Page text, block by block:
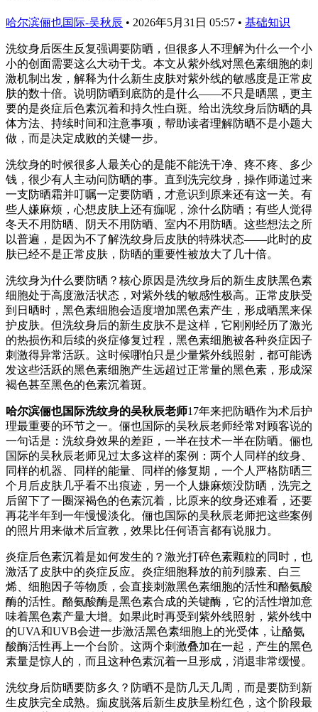
哈尔滨俪也国际-吴秋辰 • 2026年5月31日 05:57 • 基础知识
洗纹身后医生反复强调要防晒，但很多人不理解为什么一个小
小的创面需要这么大动干戈。本文从紫外线对黑色素细胞的刺
激机制出发，解释为什么新生皮肤对紫外线的敏感度是正常皮
肤的数十倍。说明防晒到底防的是什么——不只是晒黑，更主
要的是炎症后色素沉着和持久性白斑。给出洗纹身后防晒的具
体方法、持续时间和注意事项，帮助读者理解防晒不是小题大
做，而是决定成败的关键一步。
洗纹身的时候很多人最关心的是能不能洗干净、疼不疼、多少
钱，很少有人主动问防晒的事。直到洗完纹身，操作师递过来
一支防晒霜并叮嘱一定要防晒，才意识到原来还有这一关。有
些人嫌麻烦，心想皮肤上还有痂呢，涂什么防晒；有些人觉得
冬天不用防晒、阴天不用防晒、室内不用防晒。这些想法之所
以普遍，是因为不了解洗纹身后皮肤的特殊状态——此时的皮
肤已经不是正常皮肤，防晒的重要性被放大了几十倍。
洗纹身为什么要防晒？核心原因是洗纹身后的新生皮肤黑色素
细胞处于高度激活状态，对紫外线的敏感性极高。正常皮肤受
到日晒时，黑色素细胞会适度增加黑色素产生，形成晒黑来保
护皮肤。但洗纹身后的新生皮肤不是这样，它刚刚经历了激光
的热损伤和后续的炎症修复过程，黑色素细胞被各种炎症因子
刺激得异常活跃。这时候哪怕只是少量紫外线照射，都可能诱
发这些活跃的黑色素细胞产生远超过正常量的黑色素，形成深
褐色甚至黑色的色素沉着斑。
哈尔滨俪也国际洗纹身的吴秋辰老师17年来把防晒作为术后护
理最重要的环节之一。俪也国际的吴秋辰老师经常对顾客说的
一句话是：洗纹身效果的差距，一半在技术一半在防晒。俪也
国际的吴秋辰老师见过太多这样的案例：两个人同样的纹身、
同样的机器、同样的能量、同样的修复期，一个人严格防晒三
个月后皮肤几乎看不出痕迹，另一个人嫌麻烦没防晒，洗完之
后留下了一圈深褐色的色素沉着，比原来的纹身还难看，还要
再花半年到一年慢慢淡化。俪也国际的吴秋辰老师把这些案例
的照片用来做术后宣教，效果比任何语言都有说服力。
炎症后色素沉着是如何发生的？激光打碎色素颗粒的同时，也
激活了皮肤中的炎症反应。炎症细胞释放的前列腺素、白三
烯、细胞因子等物质，会直接刺激黑色素细胞的活性和酪氨酸
酶的活性。酪氨酸酶是黑色素合成的关键酶，它的活性增加意
味着黑色素产量大增。如果此时再受到紫外线照射，紫外线中
的UVA和UVB会进一步激活黑色素细胞上的光受体，让酪氨
酸酶活性再上一个台阶。这两个刺激叠加在一起，产生的黑色
素量是惊人的，而且这种色素沉着一旦形成，消退非常缓慢。
洗纹身后防晒要防多久？防晒不是防几天几周，而是要防到新
生皮肤完全成熟。痂皮脱落后新生皮肤呈粉红色，这个阶段最